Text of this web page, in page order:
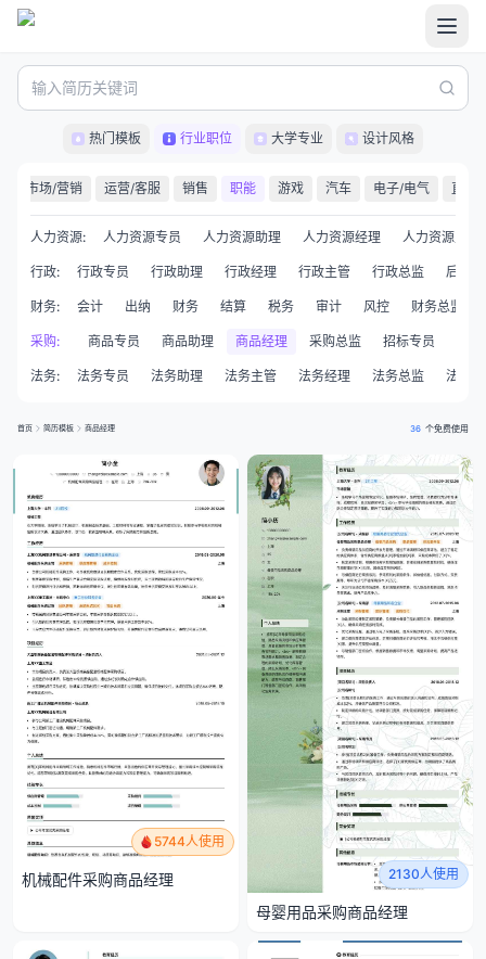
热门模板 行业职位 大学专业 设计风格
市场/营销 运营/客服 销售 职能 游戏 汽车 电子/电气 直播/
人力资源: 人力资源专员 人力资源助理 人力资源经理 人力资源主管
行政: 行政专员 行政助理 行政经理 行政主管 行政总监 后勤
财务: 会计 出纳 财务 结算 税务 审计 风控 财务总监
采购:
量工程师 商品专员 商品助理 商品经理 采购总监 招标专员
法务: 法务专员 法务助理 法务主管 法务经理 法务总监 法律
首页 简历模板 商品经理 36 个免费使用
5744人使用
机械配件采购商品经理 2130人使用
母婴用品采购商品经理